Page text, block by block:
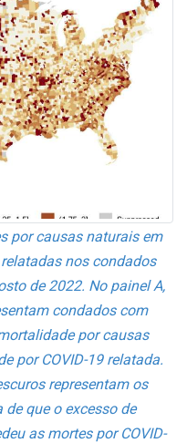
por causas naturais em
nos condados
de 2022. No painel A,
condados com
por causas
por COVID-19 relatada.
representam os
que o excesso de
as mortes por COVID-